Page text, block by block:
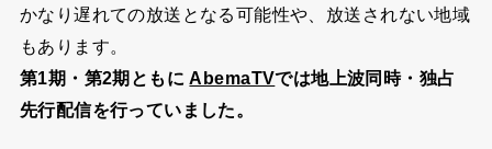
かなり遅れての放送となる可能性や、放送されない地域
もあります。
第1期・第2期ともに AbemaTVでは地上波同時・独占
先行配信を行っていました。